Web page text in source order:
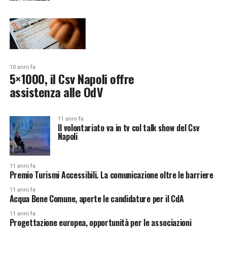
10 anni fa
5×1000, il Csv Napoli offre
assistenza alle OdV
11 anni fa
Il volontariato va in tv col talk show del Csv
Napoli
11 anni fa
Premio Turismi Accessibili. La comunicazione oltre le barriere
11 anni fa
Acqua Bene Comune, aperte le candidature per il CdA
11 anni fa
Progettazione europea, opportunità per le associazioni